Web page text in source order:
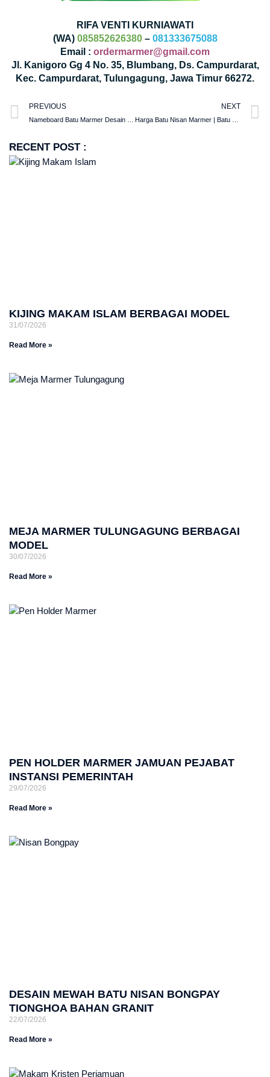
RIFA VENTI KURNIAWATI
(WA) 085852626380– 081333675088
Email : ordermarmer@gmail.com
Jl. Kanigoro Gg 4 No. 35, Blumbang, Ds. Campurdarat,
Kec. Campurdarat, Tulungagung, Jawa Timur 66272.
PREVIOUS NEXT
RECENT POST :
KIJING MAKAM ISLAM BERBAGAI MODEL
31/07/2026
Read More »
MEJA MARMER TULUNGAGUNG BERBAGAI
MODEL
30/07/2026
Read More »
PEN HOLDER MARMER JAMUAN PEJABAT
INSTANSI PEMERINTAH
29/07/2026
Read More »
DESAIN MEWAH BATU NISAN BONGPAY
TIONGHOA BAHAN GRANIT
22/07/2026
Read More »